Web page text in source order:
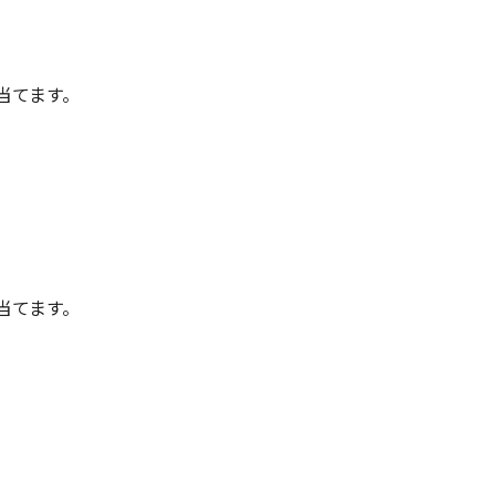
ます。
ます。